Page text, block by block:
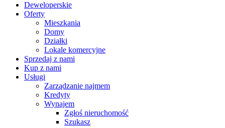
Deweloperskie
Oferty
Mieszkania
Domy
Działki
Lokale komercyjne
Sprzedaj z nami
Kup z nami
Usługi
Zarządzanie najmem
Kredyty
Wynajem
Zgłoś nieruchomość
Szukasz